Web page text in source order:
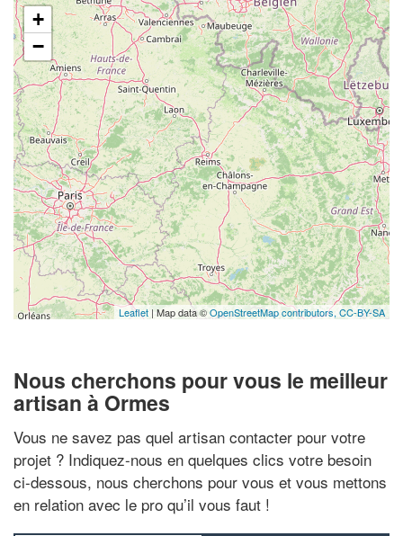
+
−
Leaflet | Map data ©OpenStreetMap contributors, CC-BY-SA
Nous cherchons pour vous le meilleur
artisan à Ormes
Vous ne savez pas quel artisan contacter pour votre
projet ? Indiquez-nous en quelques clics votre besoin
ci-dessous, nous cherchons pour vous et vous mettons
en relation avec le pro qu’il vous faut !